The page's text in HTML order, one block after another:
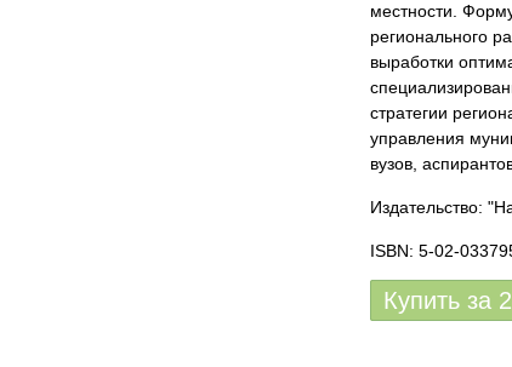
местности.
регионального
выработки
стратегии
управления
вузов,
Издательство:
ISBN: 5-02-
Купить за